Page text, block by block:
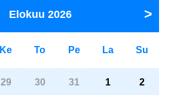
Elokuu 2026
Ke To Pe La Su
29 30 31 1 2